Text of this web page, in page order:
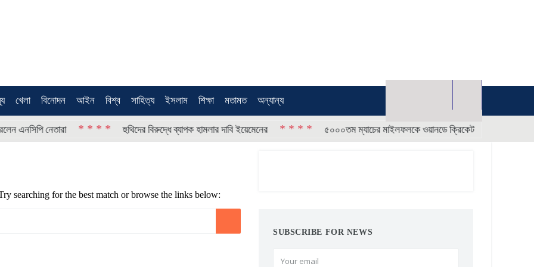
খেলা বিনোদন আইন বিশ্ব সাহিত্য ইসলাম শিক্ষা মতামত অন্যান্য
* * * * হুথিদের বিরুদ্ধে ব্যাপক হামলার দাবি ইয়েমেনের * * * * ৫০০০তম ম্যাচের মাইলফলকে ওয়ানডে ক্রিকেট * * * *
searching for the best match or browse the links below:
SUBSCRIBE FOR NEWS